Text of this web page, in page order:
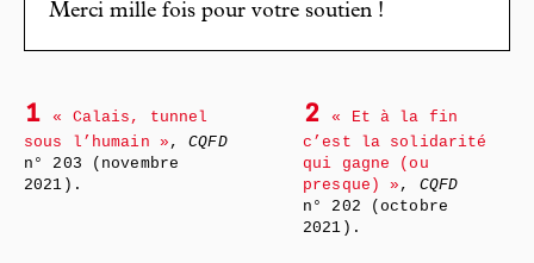
Merci mille fois pour votre soutien !
1
« Calais, tunnel
sous l’humain » ,CQFD
n° 203 (novembre
2021).
2
« Et à la fin
c’est la solidarité
qui gagne (ou
presque) » , CQFD
n° 202 (octobre
2021).